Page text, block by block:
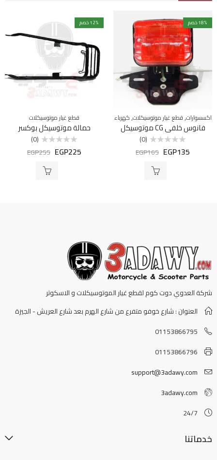
18% خصم
اكسسوارات,قطع غيار موتوسيكلات,كهرباء
فانوس خلفي CG موتوسيكل
التقييم
(0)
EGP135
EGP165
12% خصم
قطع غيار موتوسيكلات
حمالة موتوسيكل بوكسر
التقييم
(0)
EGP225
EGP255
شركة العدوي دوت كوم لقطع غيار الموتوسيكلات و الاسكوتر
العنوان : شارع خوفو متفرع من شارع الهرم بعد شارع العريش - الجيزة
01153866795
01153866796
support@3adawy.com
3adawy.com
24/7
خدماتنا